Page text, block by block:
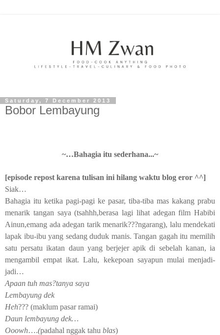
Saturday, 7 December 2013
Bobor Lembayung
~…Bahagia itu sederhana...~
[episode repost karena tulisan ini hilang waktu blog eror ^^]
Siak…
Bahagia itu ketika pagi-pagi ke pasar, tiba-tiba mas kakang prabu
menarik tangan saya (tsahhh,berasa lagi lihat adegan film Habibi
Ainun,emang ada adegan tarik menarik???ngarang), lalu mendekati
lapak ibu-ibu yang sedang duduk manis. Tangan gagah itu memilih
satu persatu ikatan daun yang berjejer apik di sebelah kanan, ia
mengambil empat ikat. Lalu, kekepoan sayapun mulai menjadi-
jadi…
Apaan tuh mas?tanya saya
Lembayung dek
Heh??? (maklum pasar ramai)
Daun lembayung dek…
Ooowh….(padahal nggak tahu blas)